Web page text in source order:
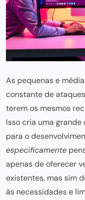
As pequenas e
constante de
terem os mesmos
Isso cria uma
para o
especificamente
apenas de oferecer
existentes, mas sim
às necessidades e